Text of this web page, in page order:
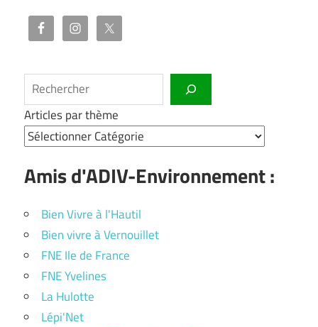
Rechercher
Articles par thème
Amis d'ADIV-Environnement :
Bien Vivre à l'Hautil
Bien vivre à Vernouillet
FNE Ile de France
FNE Yvelines
La Hulotte
Lépi'Net